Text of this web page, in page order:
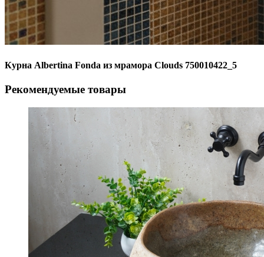
Курна Albertina Fonda из мрамора Clouds 750010422_5
Рекомендуемые товары